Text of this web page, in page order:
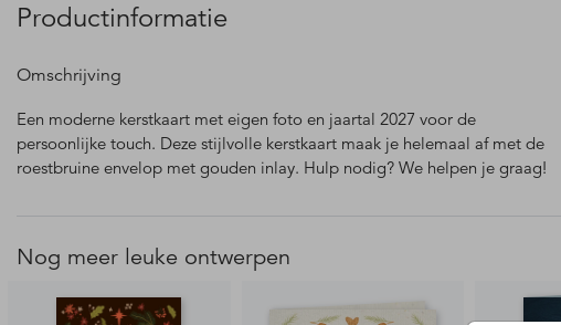
Productinformatie
Omschrijving
Een moderne kerstkaart met eigen foto en jaartal 2027 voor de
persoonlijke touch. Deze stijlvolle kerstkaart maak je helemaal af met de
roestbruine envelop met gouden inlay. Hulp nodig? We helpen je graag!
Nog meer leuke ontwerpen